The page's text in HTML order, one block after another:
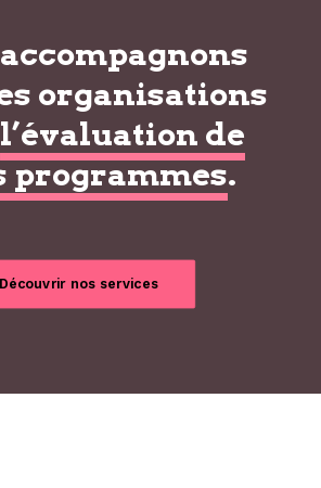
organisations
l’évaluation de
programmes.
Découvrir nos services